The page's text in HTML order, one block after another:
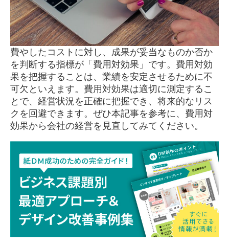
費やしたコストに対し、成果が妥当なものか否か
を判断する指標が「費用対効果」です。費用対効
果を把握することは、業績を安定させるために不
可欠といえます。費用対効果は適切に測定するこ
とで、経営状況を正確に把握でき、将来的なリス
クを回避できます。ぜひ本記事を参考に、費用対
効果から会社の経営を見直してみてください。